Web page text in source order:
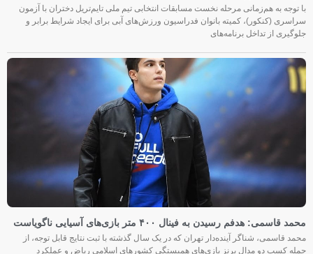
با توجه به هم‌زمانی مرحله نخست مسابقات انتخابی تیم ملی تایم‌تریل دختران با آزمون
سراسری (کنکور)، کمیته بانوان فدراسیون ورزش‌های آبی برای ایجاد شرایط برابر و
جلوگیری از تداخل برنامه‌های
محمد قاسمی: هدفم رسیدن به فینال ۴۰۰ متر بازی‌های آسیایی ناگویاست
محمد قاسمی، شناگر آینده‌دار تهران که در یک سال گذشته با ثبت نتایج قابل توجه، از
جمله کسب دو مدال برنز بازی‌های همبستگی کشورهای اسلامی ریاض و عملکرد